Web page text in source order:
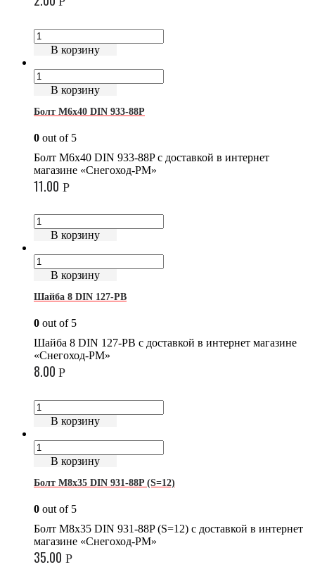
В корзину
В корзину
Болт М6х40 DIN 933-88P
0 out of 5
Болт М6х40 DIN 933-88P с доставкой в интернет
магазине «Снегоход-РМ»
11.00 Р
В корзину
В корзину
Шайба 8 DIN 127-PB
0 out of 5
Шайба 8 DIN 127-PB с доставкой в интернет магазине
«Снегоход-РМ»
8.00Р
В корзину
В корзину
Болт М8х35 DIN 931-88P (S=12)
0 out of 5
Болт М8х35 DIN 931-88P (S=12) с доставкой в интернет
магазине «Снегоход-РМ»
35.00 Р